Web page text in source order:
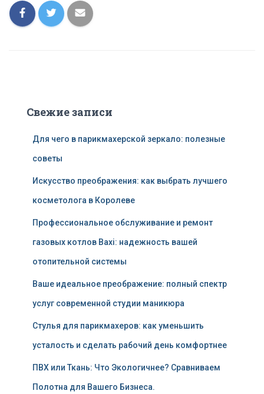
Свежие записи
Для чего в парикмахерской зеркало: полезные
советы
Искусство преображения: как выбрать лучшего
косметолога в Королеве
Профессиональное обслуживание и ремонт
газовых котлов Baxi: надежность вашей
отопительной системы
Ваше идеальное преображение: полный спектр
услуг современной студии маникюра
Стулья для парикмахеров: как уменьшить
усталость и сделать рабочий день комфортнее
ПВХ или Ткань: Что Экологичнее? Сравниваем
Полотна для Вашего Бизнеса.